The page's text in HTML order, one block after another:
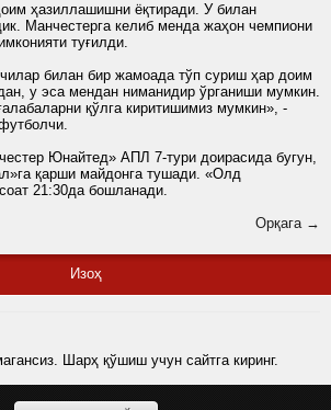
ҳазиллашишни ёқтиради. У билан
Манчестерга келиб менда жаҳон чемпиони
туғилди.
билан бир жамоада тўп суриш ҳар доим
у эса мендан ниманидир ўрганиши мумкин.
қўлга киритишимиз мумкин», -
Юнайтед» АПЛ 7-тури доирасида бугун,
қарши майдонга тушади. «Олд
21:30да бошланади.
Орқага →
Изоҳ
Шарҳ қўшиш учун сайтга киринг.